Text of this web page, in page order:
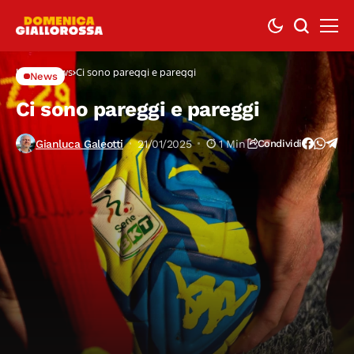
Home News Ci sono pareggi e pareggi
News
Ci sono pareggi e pareggi
Gianluca Galeotti 21/01/2025 1 Min Condividi